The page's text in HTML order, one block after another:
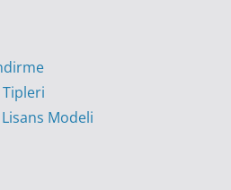
Tipleri
Modeli